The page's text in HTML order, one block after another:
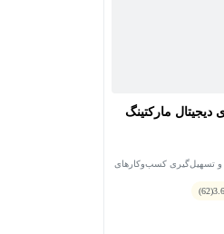
دیجیتال مارکتینگ
و تسهیل‌گیری کسب‌وکارهای
3.6
(62)